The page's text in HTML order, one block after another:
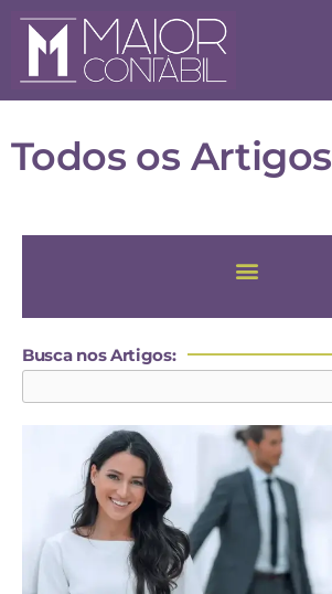
Todos os Artigos
Busca nos Artigos: